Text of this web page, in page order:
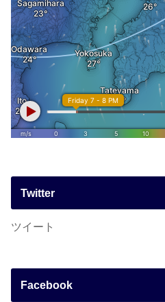
Twitter
ツイート
Facebook